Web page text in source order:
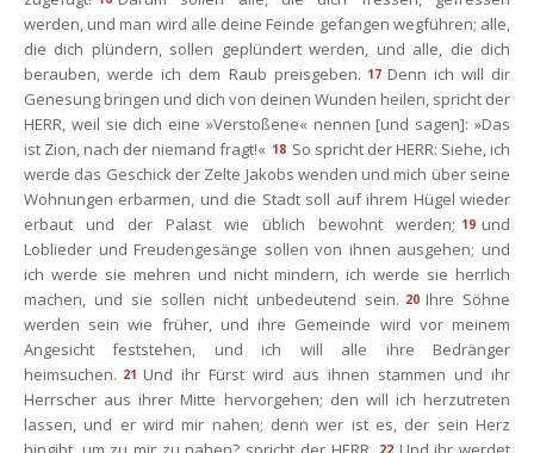
werden, und man wird alle deine Feinde gefangen wegführen; alle,
die dich plündern, sollen geplündert werden, und alle, die dich
berauben, werde ich dem Raub preisgeben. 17 Denn ich will dir
Genesung bringen und dich von deinen Wunden heilen, spricht der
HERR, weil sie dich eine »Verstoßene« nennen [und sagen]: »Das
ist Zion, nach der niemand fragt!« 18 So spricht der HERR: Siehe, ich
werde das Geschick der Zelte Jakobs wenden und mich über seine
Wohnungen erbarmen, und die Stadt soll auf ihrem Hügel wieder
erbaut und der Palast wie üblich bewohnt werden; 19 und
Loblieder und Freudengesänge sollen von ihnen ausgehen; und
ich werde sie mehren und nicht mindern, ich werde sie herrlich
machen, und sie sollen nicht unbedeutend sein. 20 Ihre Söhne
werden sein wie früher, und ihre Gemeinde wird vor meinem
Angesicht feststehen, und ich will alle ihre Bedränger
heimsuchen. 21 Und ihr Fürst wird aus ihnen stammen und ihr
Herrscher aus ihrer Mitte hervorgehen; den will ich herzutreten
lassen, und er wird mir nahen; denn wer ist es, der sein Herz
22